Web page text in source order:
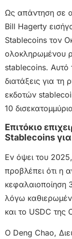
Ως απάντηση σε
Bill Hagerty
Stablecoins τον
ολοκληρωμένου
stablecoins. Αυτό
διατάξεις για τη
εκδοτών
10
Επιτόκιο
Stablecoins
Εν όψει του
προβλέπει ότι η
κεφαλαιοποίηση
λόγω
και το USDC της
Ο Deng Chao,